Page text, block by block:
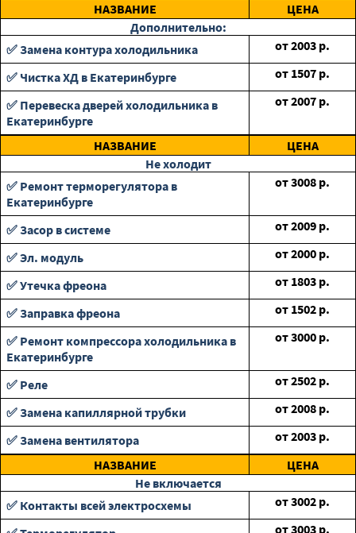
НАЗВАНИЕ
ЦЕНА
Дополнительно:
✅ Замена контура холодильника
от2003 р.
✅ Чистка ХД в Екатеринбурге
от 1507 р.
✅ Перевеска дверей холодильника в
Екатеринбурге
от2007 р.
НАЗВАНИЕ
ЦЕНА
Не холодит
✅ Ремонт терморегулятора в
Екатеринбурге
от3008 р.
✅ Засор в системе от2009 р.
✅ Эл. модуль
от2000 р.
✅ Утечка фреона
от 1803 р.
✅ Заправка фреона
от 1502 р.
✅ Ремонт компрессора холодильника в
Екатеринбурге
от3000 р.
✅ Реле от2502 р.
✅ Замена капиллярной трубки
от2008 р.
✅ Замена вентилятора
от2003 р.
НАЗВАНИЕ
ЦЕНА
Не включается
✅ Контакты всей электросхемы
от3002 р.
от3003 р.